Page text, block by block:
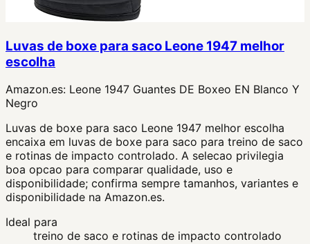
Luvas de boxe para saco Leone 1947 melhor
escolha
Amazon.es: Leone 1947 Guantes DE Boxeo EN Blanco Y
Negro
Luvas de boxe para saco Leone 1947 melhor escolha
encaixa em luvas de boxe para saco para treino de saco
e rotinas de impacto controlado. A selecao privilegia
boa opcao para comparar qualidade, uso e
disponibilidade; confirma sempre tamanhos, variantes e
disponibilidade na Amazon.es.
Ideal para
treino de saco e rotinas de impacto controlado